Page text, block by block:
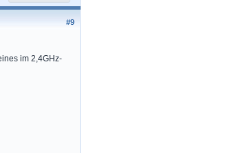
#9
im 2,4GHz-